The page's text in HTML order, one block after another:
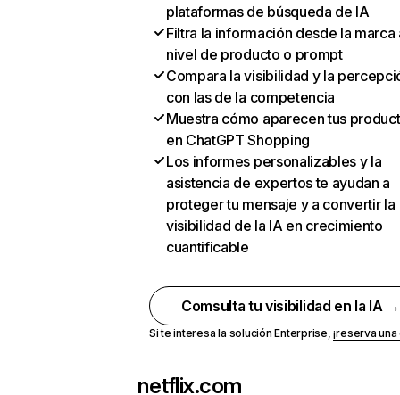
plataformas de búsqueda de IA
Filtra la información desde la marca
nivel de producto o prompt
Compara la visibilidad y la
con las de la competencia
Muestra cómo aparecen tus
en ChatGPT Shopping
Los informes personalizables y la
asistencia de expertos te ayudan a
proteger tu mensaje y a convertir la
visibilidad de la IA en crecimiento
cuantificable
Comsulta tu visibilidad en la IA →
Si te interesa la solución Enterprise,¡reserva
netflix.com